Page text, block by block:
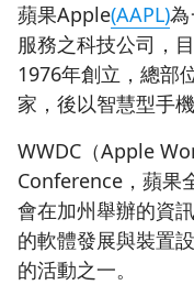
蘋果Apple(AAPL)
服務之科技公司，
1976年創立，總部
家，後以智慧型手
WWDC（Apple
Conference，蘋果
會在加州舉辦的資
的軟體發展與裝置
的活動之一。